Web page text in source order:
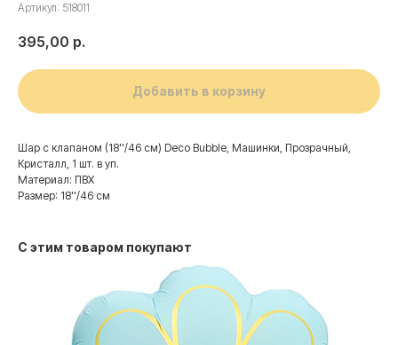
Артикул: 518011
395,00 р.
Добавить в корзину
Шар с клапаном (18''/46 см) Deco Bubble, Машинки, Прозрачный,
Кристалл, 1 шт. в уп.
Материал: ПВХ
Размер: 18''/46 см
С этим товаром покупают